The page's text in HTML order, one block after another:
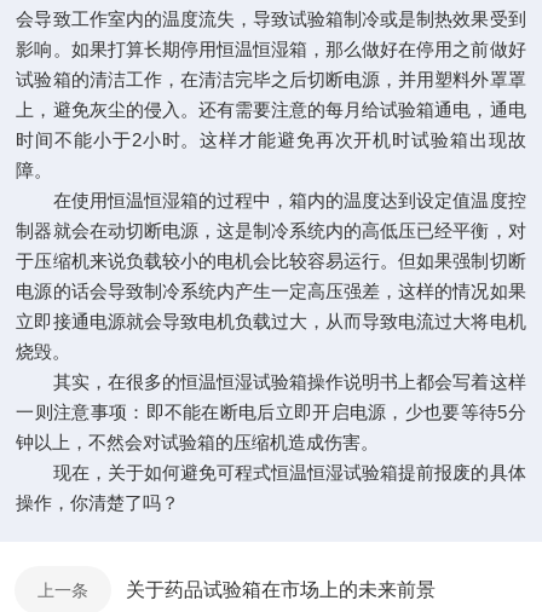
会导致工作室内的温度流失，导致试验箱制冷或是制热效果受到
影响。如果打算长期停用恒温恒湿箱，那么做好在停用之前做好
试验箱的清洁工作，在清洁完毕之后切断电源，并用塑料外罩罩
上，避免灰尘的侵入。还有需要注意的每月给试验箱通电，通电
时间不能小于2小时。这样才能避免再次开机时试验箱出现故
障。
在使用恒温恒湿箱的过程中，箱内的温度达到设定值温度控
制器就会在动切断电源，这是制冷系统内的高低压已经平衡，对
于压缩机来说负载较小的电机会比较容易运行。但如果强制切断
电源的话会导致制冷系统内产生一定高压强差，这样的情况如果
立即接通电源就会导致电机负载过大，从而导致电流过大将电机
烧毁。
其实，在很多的恒温恒湿试验箱操作说明书上都会写着这样
一则注意事项：即不能在断电后立即开启电源，少也要等待5分
钟以上，不然会对试验箱的压缩机造成伤害。
现在，关于如何避免可程式恒温恒湿试验箱提前报废的具体
操作，你清楚了吗？
上一条 关于药品试验箱在市场上的未来前景